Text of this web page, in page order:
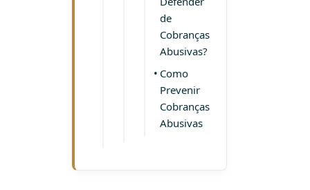
de
Cobranças
Abusivas?
Como
Prevenir
Cobranças
Abusivas